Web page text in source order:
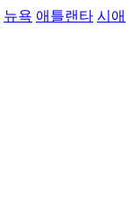
뉴욕 애틀랜타 시애